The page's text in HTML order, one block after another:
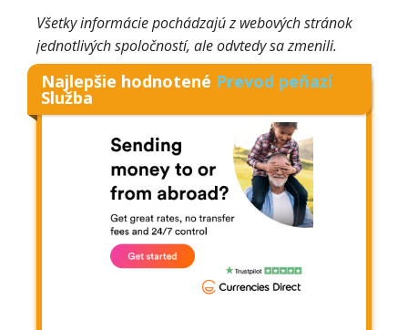
Všetky informácie pochádzajú z webových stránok
jednotlivých spoločností, ale odvtedy sa zmenili.
Najlepšie hodnotené Prevod peňazí
Služba